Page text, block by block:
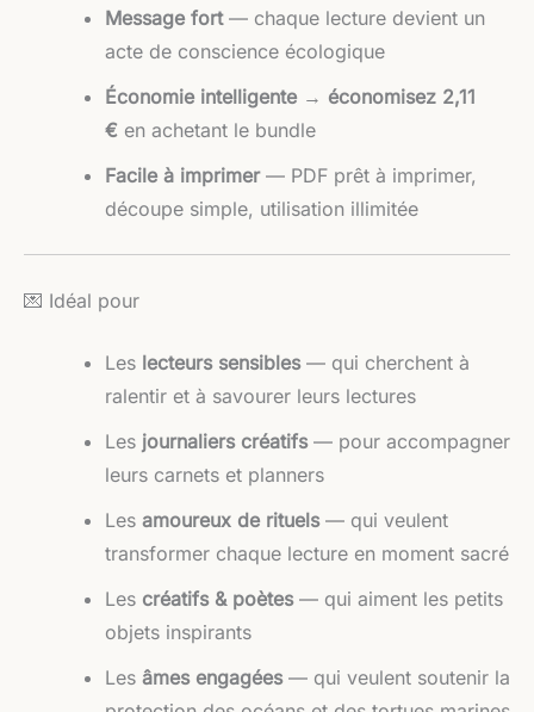
Message fort— chaque lecture devient un
acte de conscience écologique
Économie intelligente→ économisez 2,11
€ en achetant le bundle
Facile à imprimer— PDF prêt à imprimer,
découpe simple, utilisation illimitée
💌 Idéal pour
Les lecteurs sensibles— qui cherchent à
ralentir et à savourer leurs lectures
Les journaliers créatifs— pour accompagner
leurs carnets et planners
Les amoureux de rituels— qui veulent
transformer chaque lecture en moment sacré
Les créatifs & poètes— qui aiment les petits
objets inspirants
Les âmes engagées— qui veulent soutenir la